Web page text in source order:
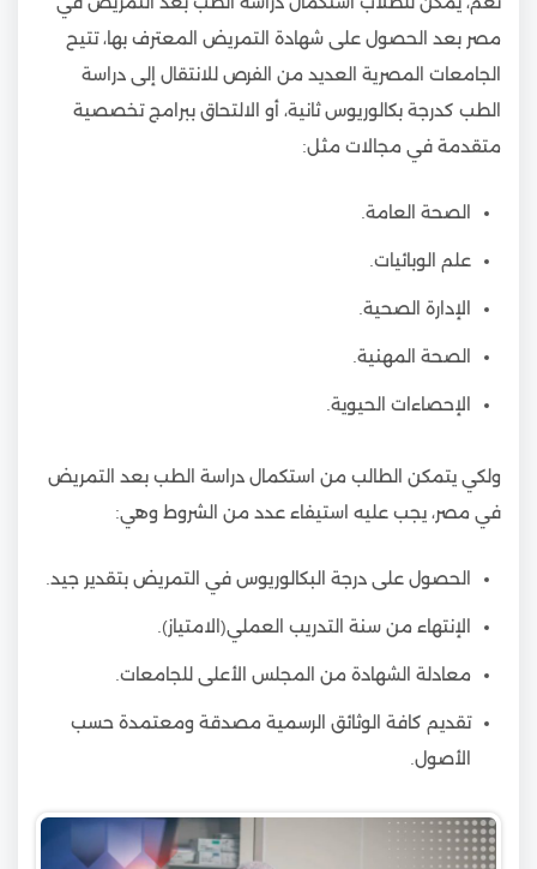
مصر بعد الحصول على شهادة التمريض المعترف بها، تتيح
الجامعات المصرية العديد من الفرص للانتقال إلى دراسة
الطب كدرجة بكالوريوس ثانية، أو الالتحاق ببرامج تخصصية
متقدمة في مجالات مثل:
الصحة العامة.
علم الوبائيات.
الإدارة الصحية.
الصحة المهنية.
الإحصاءات الحيوية.
ولكي يتمكن الطالب من استكمال دراسة الطب بعد التمريض
في مصر، يجب عليه استيفاء عدد من الشروط وهي:
الحصول على درجة البكالوريوس في التمريض بتقدير جيد.
الإنتهاء من سنة التدريب العملي(الامتياز).
معادلة الشهادة من المجلس الأعلى للجامعات.
تقديم كافة الوثائق الرسمية مصدقة ومعتمدة حسب
الأصول.